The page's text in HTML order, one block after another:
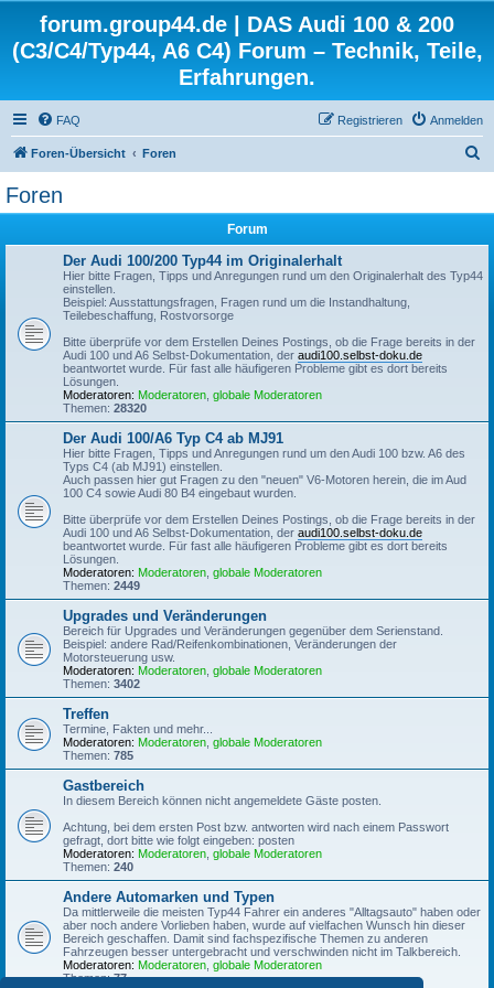
forum.group44.de | DAS Audi 100 & 200
(C3/C4/Typ44, A6 C4) Forum – Technik, Teile,
Erfahrungen.
FAQ Anmelden
Registrieren
Foren-Übersicht Foren
Foren
Forum
Der Audi 100/200 Typ44 im Originalerhalt
Hier bitte Fragen, Tipps und Anregungen rund um den Originalerhalt des Typ44
einstellen.
Beispiel: Ausstattungsfragen, Fragen rund um die Instandhaltung,
Teilebeschaffung, Rostvorsorge
Bitte überprüfe vor dem Erstellen Deines Postings, ob die Frage bereits in der
Audi 100 und A6 Selbst-Dokumentation, der audi100.selbst-doku.de
beantwortet wurde. Für fast alle häufigeren Probleme gibt es dort bereits
Lösungen.
Moderatoren: Moderatoren globale Moderatoren
Themen: 28320
Der Audi 100/A6 Typ C4 ab MJ91
Hier bitte Fragen, Tipps und Anregungen rund um den Audi 100 bzw. A6 des
Typs C4 (ab MJ91) einstellen.
Auch passen hier gut Fragen zu den "neuen" V6-Motoren herein, die im Aud
100 C4 sowie Audi 80 B4 eingebaut wurden.
Bitte überprüfe vor dem Erstellen Deines Postings, ob die Frage bereits in der
Audi 100 und A6 Selbst-Dokumentation, der audi100.selbst-doku.de
beantwortet wurde. Für fast alle häufigeren Probleme gibt es dort bereits
Lösungen.
Moderatoren: Moderatoren globale Moderatoren
Themen: 2449
Upgrades und Veränderungen
Bereich für Upgrades und Veränderungen gegenüber dem Serienstand.
Beispiel: andere Rad/Reifenkombinationen, Veränderungen der
Motorsteuerung usw.
Moderatoren: Moderatoren globale Moderatoren
Themen: 3402
Treffen
Termine, Fakten und mehr...
Moderatoren: Moderatoren globale Moderatoren
Themen: 785
Gastbereich
In diesem Bereich können nicht angemeldete Gäste posten.
Achtung, bei dem ersten Post bzw. antworten wird nach einem Passwort
gefragt, dort bitte wie folgt eingeben: posten
Moderatoren: Moderatoren globale Moderatoren
Themen: 240
Andere Automarken und Typen
Da mittlerweile die meisten Typ44 Fahrer ein anderes "Alltagsauto" haben oder
aber noch andere Vorlieben haben, wurde auf vielfachen Wunsch hin dieser
Bereich geschaffen. Damit sind fachspezifische Themen zu anderen
Fahrzeugen besser untergebracht und verschwinden nicht im Talkbereich.
Moderatoren: Moderatoren globale Moderatoren
Themen:77